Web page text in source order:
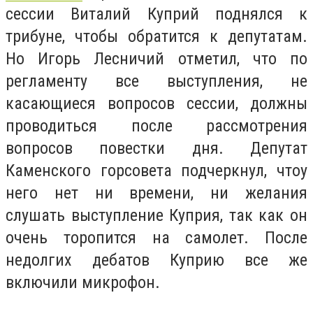
сессии Виталий Куприй поднялся к
трибуне, чтобы обратится к депутатам.
Но Игорь Лесничий отметил, что по
регламенту все выступления, не
касающиеся вопросов сессии, должны
проводиться после рассмотрения
вопросов повестки дня. Депутат
Каменского горсовета подчеркнул, чтоу
него нет ни времени, ни желания
слушать выступление Куприя, так как он
очень торопится на самолет. После
недолгих дебатов Куприю все же
включили микрофон.